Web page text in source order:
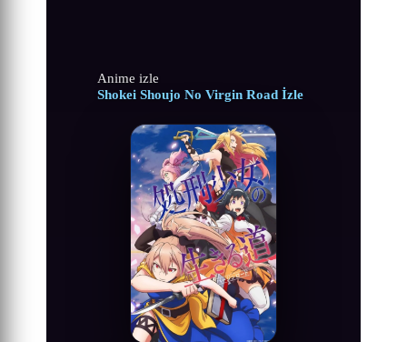
Anime izle
Shokei Shoujo No Virgin Road İzle